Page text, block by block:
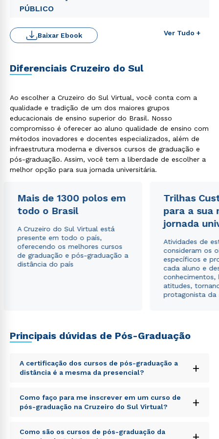
PÚBLICO
Ver Tudo +
Baixar Ebook
Diferenciais Cruzeiro do Sul
Ao escolher a Cruzeiro do Sul Virtual, você conta com a
qualidade e tradição de um dos maiores grupos
educacionais de ensino superior do Brasil. Nosso
compromisso é oferecer ao aluno qualidade de ensino com
métodos inovadores e docentes especializados, além de
infraestrutura moderna e diversos cursos de graduação e
pós-graduação. Assim, você tem a liberdade de escolher a
melhor opção para sua jornada universitária.
Mais de 1300 polos em
todo o Brasil
A Cruzeiro do Sul Virtual está
presente em todo o país,
oferecendo os melhores cursos
de graduação e pós-graduação a
distância do país
Trilhas
para a sua
jornada
Atividades de
consideram os
específicos e
cada aluno e
conhecimentos,
atitudes,
protagonista da
Principais dúvidas de Pós-Graduação
A certificação dos cursos de pós-graduação a
distância é a mesma da presencial?
+
Sed ut perspiciatis unde omnis iste natus error sit
voluptatem accusantium doloremque laudantium,
totam rem aperiam, eaque ipsa quae ab illo inventore
explicabo. Nemo enim ipsam voluptatem quia
Como faço para me inscrever em um curso de
pós-graduação na Cruzeiro do Sul Virtual?
+
Sed ut perspiciatis unde omnis iste natus error sit
Como são os cursos de pós-graduação da
Rápido e fácil
WhatsApp
Estou de acordo com a Política de Privacidade.e
autorizo que meus dados sejam utilizados para o